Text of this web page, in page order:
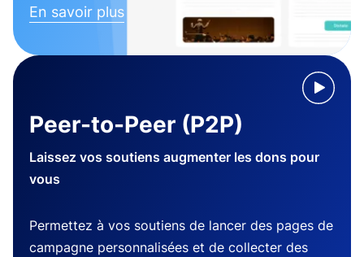
En savoir plus
Peer-to-Peer (P2P)
Laissez vos soutiens augmenter les dons pour
vous
Permettez à vos soutiens de lancer des pages de
campagne personnalisées et de collecter des